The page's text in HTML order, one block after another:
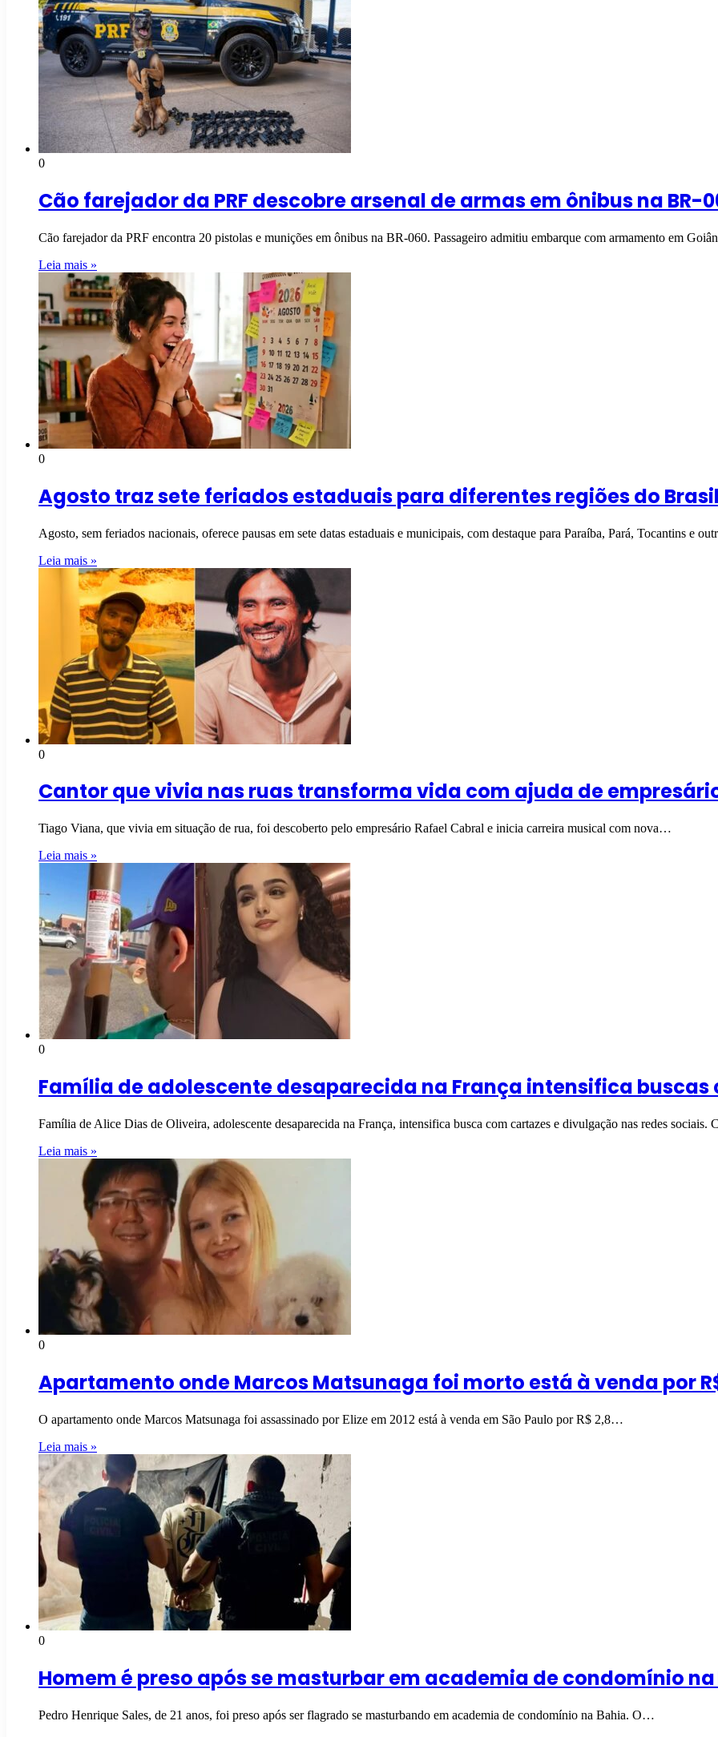
0
Cão farejador da PRF descobre arsenal de armas em ônibus na BR-
Cão farejador da PRF encontra 20 pistolas e munições em ônibus na BR-060. Passageiro admitiu embarque com armamento em
Leia mais »
0
Agosto traz sete feriados estaduais para diferentes regiões do Brasil
Agosto, sem feriados nacionais, oferece pausas em sete datas estaduais e municipais, com destaque para Paraíba, Pará, Tocantins e
Leia mais »
0
Cantor que vivia nas ruas transforma vida com ajuda de
Tiago Viana, que vivia em situação de rua, foi descoberto pelo empresário Rafael Cabral e inicia carreira musical com nova…
Leia mais »
0
Família de adolescente desaparecida na França intensifica buscas
Família de Alice Dias de Oliveira, adolescente desaparecida na França, intensifica busca com cartazes e divulgação nas redes sociais.
Leia mais »
0
Apartamento onde Marcos Matsunaga foi morto está à venda por
O apartamento onde Marcos Matsunaga foi assassinado por Elize em 2012 está à venda em São Paulo por R$ 2,8…
Leia mais »
0
Homem é preso após se masturbar em academia de condomínio
Pedro Henrique Sales, de 21 anos, foi preso após ser flagrado se masturbando em academia de condomínio na Bahia. O…